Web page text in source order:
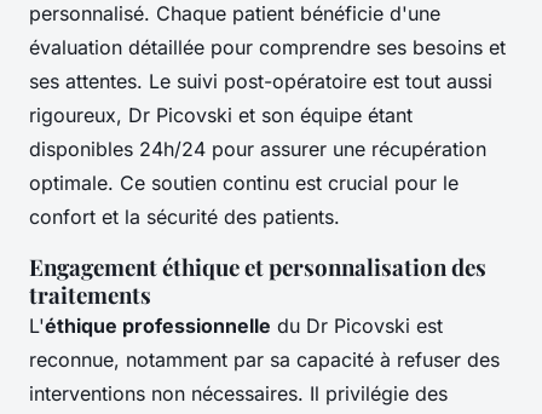
personnalisé. Chaque patient bénéficie d'une
évaluation détaillée pour comprendre ses besoins et
ses attentes. Le suivi post-opératoire est tout aussi
rigoureux, Dr Picovski et son équipe étant
disponibles 24h/24 pour assurer une récupération
optimale. Ce soutien continu est crucial pour le
confort et la sécurité des patients.
Engagement éthique et personnalisation des
traitements
L'éthique professionnelle du Dr Picovski est
reconnue, notamment par sa capacité à refuser des
interventions non nécessaires. Il privilégie des